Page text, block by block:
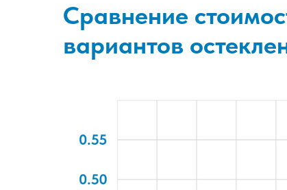
Сравнение
вариантов